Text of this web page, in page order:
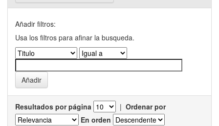
Añadir filtros:
Usa los filtros para afinar la busqueda.
Resultados por página | Ordenar por
En orden